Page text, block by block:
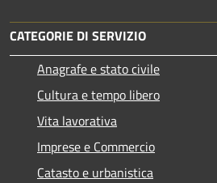
CATEGORIE DI SERVIZIO
Anagrafe e stato civile
Cultura e tempo libero
Vita lavorativa
Imprese e Commercio
Catasto e urbanistica